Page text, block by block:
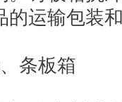
汉
的运输包装
条板箱